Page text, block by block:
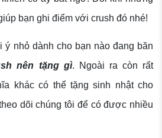
bạn ghi điểm với crush đó nhé!
ý nhỏ dành cho bạn nào đang băn
nên tặng gì. Ngoài ra còn rất
khác có thể tặng sinh nhật cho
dõi chúng tôi để có được nhiều